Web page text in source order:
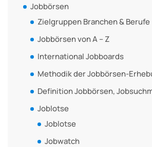
Jobbörsen
Zielgruppen Branchen & Berufe
Jobbörsen von A – Z
International Jobboards
Methodik der Jobbörsen-
Definition Jobbörsen,
Joblotse
Joblotse
Jobwatch